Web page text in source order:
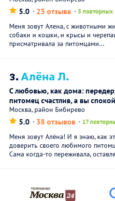
5.0 23 отзыва 5 повторных
Меня зовут Алена, с животными
собаки и кошки, и крысы и
присматривала за питомцами...
3.Алёна Л.
С любовью, как дома:
питомец счастлив, а вы
Москва, район Бибирево
5.0 38 отзывов 17
Меня зовут Алёна! И я знаю, как
доверить своего любимого
Сама когда-то переживала,